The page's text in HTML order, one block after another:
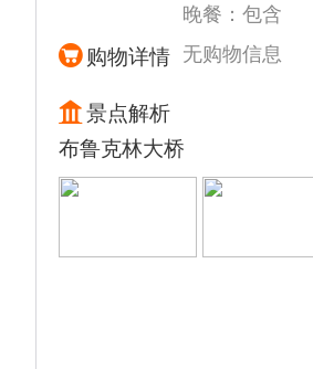
晚餐：包含
购物详情 无购物信息
景点解析
布鲁克林大桥